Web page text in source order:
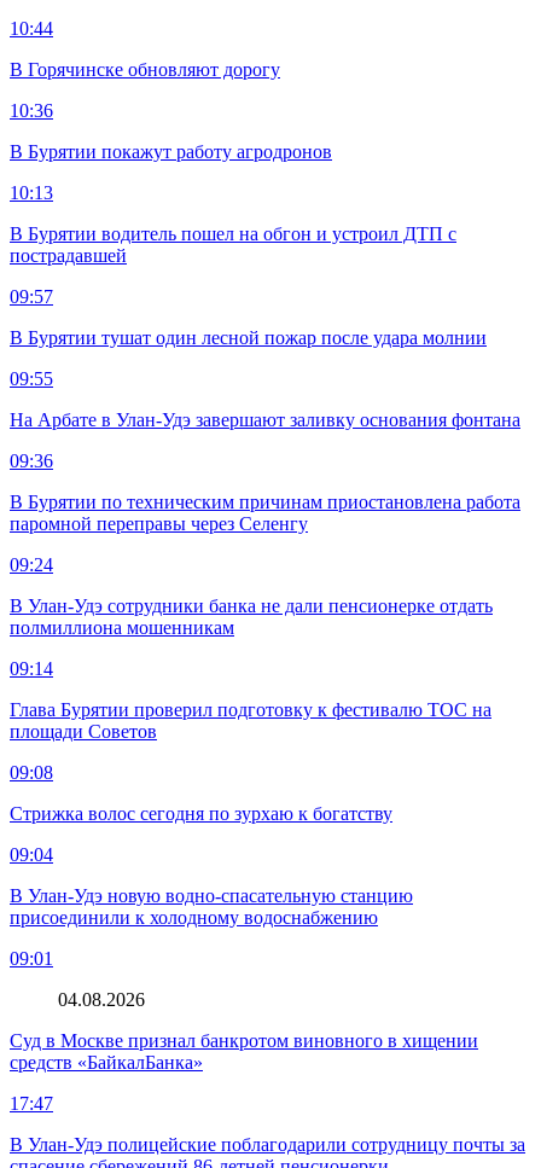
10:44
В Горячинске обновляют дорогу
10:36
В Бурятии покажут работу агродронов
10:13
В Бурятии водитель пошел на обгон и устроил ДТП с
пострадавшей
09:57
В Бурятии тушат один лесной пожар после удара молнии
09:55
На Арбате в Улан-Удэ завершают заливку основания фонтана
09:36
В Бурятии по техническим причинам приостановлена работа
паромной переправы через Селенгу
09:24
В Улан-Удэ сотрудники банка не дали пенсионерке отдать
полмиллиона мошенникам
09:14
Глава Бурятии проверил подготовку к фестивалю ТОС на
площади Советов
09:08
Стрижка волос сегодня по зурхаю к богатству
09:04
В Улан-Удэ новую водно‑спасательную станцию
присоединили к холодному водоснабжению
09:01
04.08.2026
Суд в Москве признал банкротом виновного в хищении
средств «БайкалБанка»
17:47
В Улан-Удэ полицейские поблагодарили сотрудницу почты за